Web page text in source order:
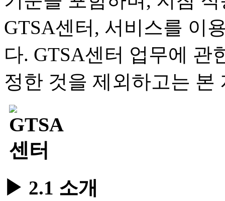
GTSA센터, 서비스를 이
다. GTSA센터 업무에 관
정한 것을 제외하고는 본
▶ 2.1 소개